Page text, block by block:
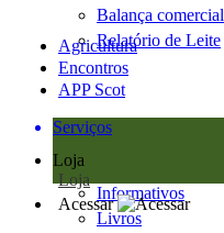
Balança comercial
Relatório de Leite
Agricultura
Encontros
APP Scot
Serviços
Loja
Loja
Informativos
Livros
Acessar